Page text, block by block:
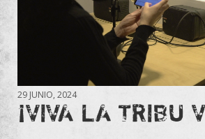
29 JUNIO, 2024
¡VIVA LA TRIBU